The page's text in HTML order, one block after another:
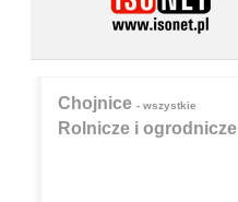
Chojnice - wszystkie
Rolnicze i ogrodnicze